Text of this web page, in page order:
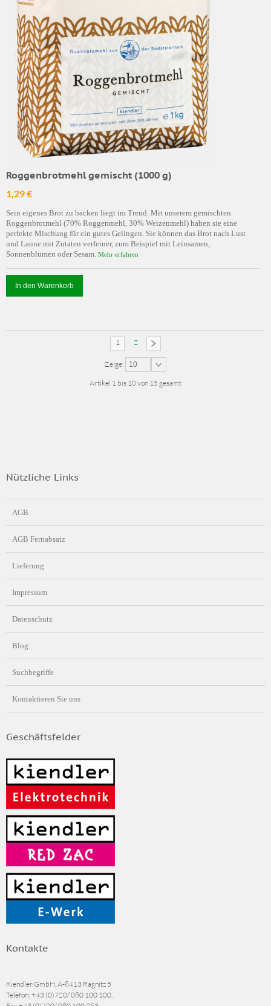
Roggenbrotmehl gemischt (1000 g)
1,29 €
Sein eigenes Brot zu backen liegt im Trend. Mit unserem gemischten
Roggenbrotmehl (70% Roggenmehl, 30% Weizenmehl) haben sie eine
perfekte Mischung für ein gutes Gelingen. Sie können das Brot nach Lust
und Laune mit Zutaten verfeiner, zum Beispiel mit Leinsamen,
Sonnenblumen oder Sesam. Mehr erfahren
In den Warenkorb
1 2
Zeige: 10
Artikel 1 bis 10 von 15 gesamt
Nützliche Links
AGB
AGB Fernabsatz
Lieferung
Impressum
Datenschutz
Blog
Suchbegriffe
Kontaktieren Sie uns
Geschäftsfelder
Kontakte
Kiendler GmbH, A-8413 Ragnitz 5
Telefon: +43 (0)720/ 080 100 100,